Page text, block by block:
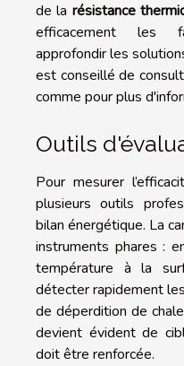
de la résistance
efficacement les
approfondir les
est conseillé de
comme pour plus
Outils
Pour mesurer
plusieurs outils
bilan énergétique. La
instruments phares :
température à la
détecter rapidement
de déperdition de
devient évident de
doit être renforcée.